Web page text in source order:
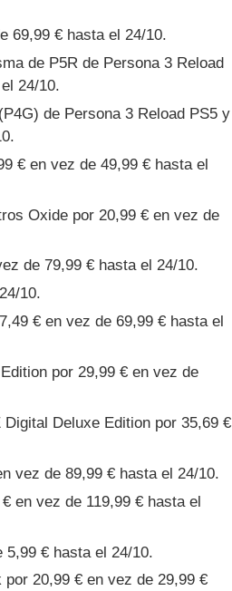
69,99 € hasta el 24/10.
de P5R de Persona 3 Reload
24/10.
de Persona 3 Reload PS5 y
€ en vez de 49,99 € hasta el
Oxide por 20,99 € en vez de
de 79,99 € hasta el 24/10.
10.
€ en vez de 69,99 € hasta el
por 29,99 € en vez de
Deluxe Edition por 35,69 €
vez de 89,99 € hasta el 24/10.
en vez de 119,99 € hasta el
5,99 € hasta el 24/10.
20,99 € en vez de 29,99 €